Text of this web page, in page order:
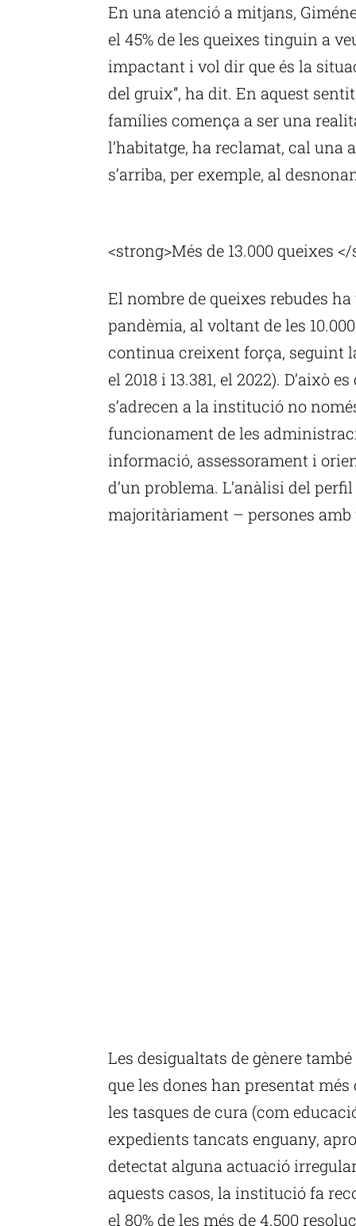
En una atenció a mitjans,
el 45% de les queixes tinguin a
impactant i vol dir que és la
del gruix”, ha dit. En aquest
famílies comença a ser una
l’habitatge, ha reclamat, cal una
s’arriba, per exemple, al
<strong>Més de 13.000 queixes
El nombre de queixes rebudes
pandèmia, al voltant de les
continua creixent força, seguint
el 2018 i 13.381, el 2022). D’això
s’adrecen a la institució no
funcionament de les
informació, assessorament i
d’un problema. L’anàlisi del
majoritàriament – persones amb
Les desigualtats de gènere
que les dones han presentat
les tasques de cura (com
expedients tancats enguany,
detectat alguna actuació
aquests casos, la institució fa
el 80% de les més de 4.500